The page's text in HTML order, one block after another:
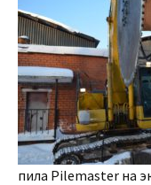
пила Pilemaster на